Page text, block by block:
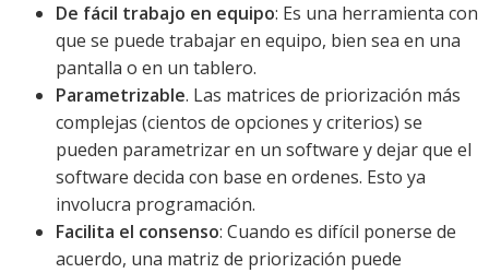
De fácil trabajo en equipo: Es una herramienta con
que se puede trabajar en equipo, bien sea en una
pantalla o en un tablero.
Parametrizable. Las matrices de priorización más
complejas (cientos de opciones y criterios) se
pueden parametrizar en un software y dejar que el
software decida con base en ordenes. Esto ya
involucra programación.
Facilita el consenso: Cuando es difícil ponerse de
acuerdo, una matriz de priorización puede